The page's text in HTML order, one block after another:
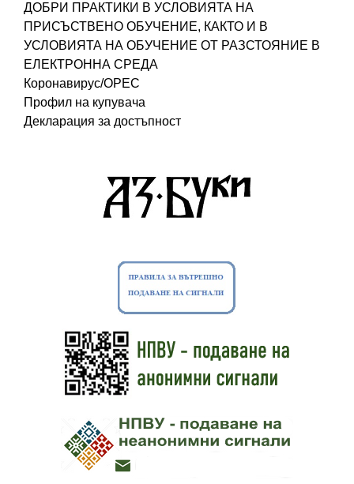
ДОБРИ ПРАКТИКИ В УСЛОВИЯТА НА
ПРИСЪСТВЕНО ОБУЧЕНИЕ, КАКТО И В
УСЛОВИЯТА НА ОБУЧЕНИЕ ОТ РАЗСТОЯНИЕ В
ЕЛЕКТРОННА СРЕДА
Коронавирус/ОРЕС
Профил на купувача
Декларация за достъпност